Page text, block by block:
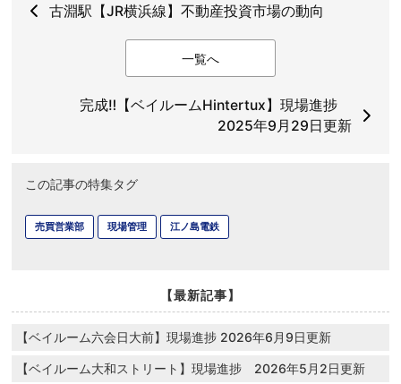
古淵駅【JR横浜線】不動産投資市場の動向
一覧へ
完成‼【ベイルームHintertux】現場進捗
2025年9月29日更新
この記事の特集タグ
売買営業部 現場管理 江ノ島電鉄
【最新記事】
【ベイルーム六会日大前】現場進捗 2026年6月9日更新
【ベイルーム大和ストリート】現場進捗 2026年5月2日更新